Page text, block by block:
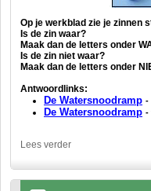
Op je werkblad zie je zinnen
Is de zin waar?
Maak dan de letters onder
Is de zin niet waar?
Maak dan de letters onder
Antwoordlinks:
De Watersnoodramp -
De Watersnoodramp -
Lees verder